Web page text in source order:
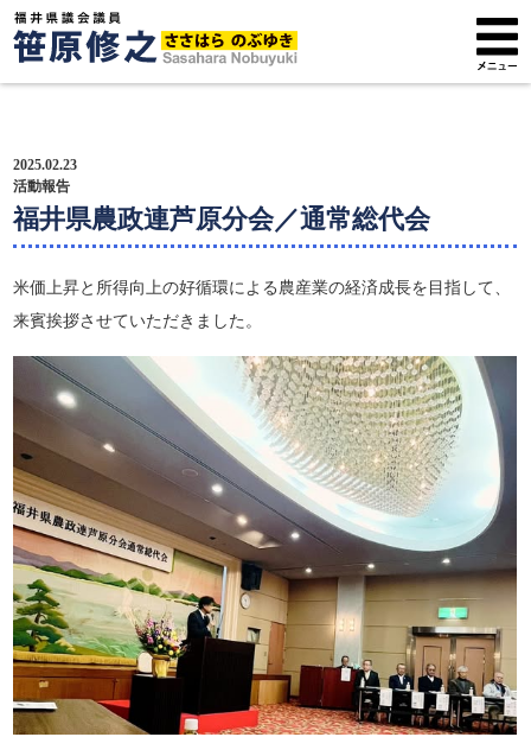
プロフィール
政策方針
活動報告
広報紙
2025.02.23
活動報告
福井県農政連芦原分会／通常総代会
米価上昇と所得向上の好循環による農産業の経済成長を目指して、
来賓挨拶させていただきました。